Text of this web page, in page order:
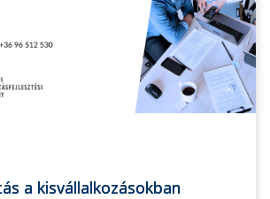
a kisvállalkozásokban